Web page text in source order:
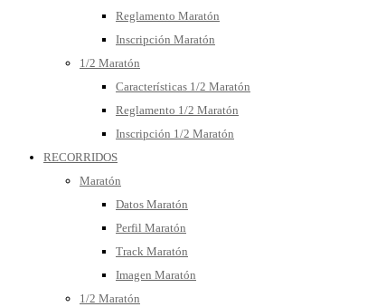
Reglamento Maratón
Inscripción Maratón
1/2 Maratón
Características 1/2 Maratón
Reglamento 1/2 Maratón
Inscripción 1/2 Maratón
RECORRIDOS
Maratón
Datos Maratón
Perfil Maratón
Track Maratón
Imagen Maratón
1/2 Maratón